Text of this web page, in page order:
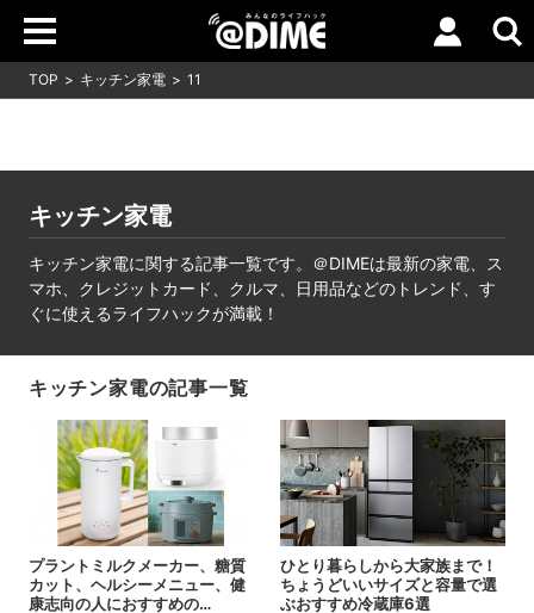
TOP キッチン家電 11
キッチン家電
キッチン家電に関する記事一覧です。＠DIMEは最新の家電、ス
マホ、クレジットカード、クルマ、日用品などのトレンド、す
ぐに使えるライフハックが満載！
キッチン家電の記事一覧
プラントミルクメーカー、糖質
カット、ヘルシーメニュー、健
康志向の人におすすめの…
ひとり暮らしから大家族まで！
ちょうどいいサイズと容量で選
ぶおすすめ冷蔵庫6選